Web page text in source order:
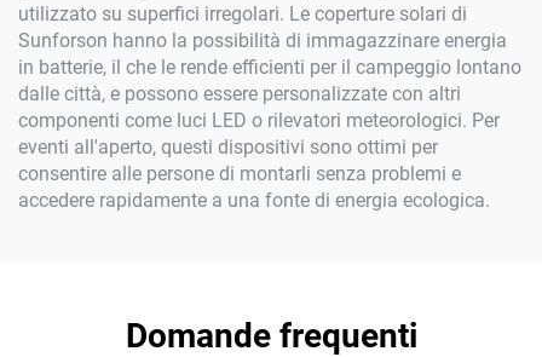
utilizzato su superfici irregolari. Le coperture solari di
Sunforson hanno la possibilità di immagazzinare energia
in batterie, il che le rende efficienti per il campeggio lontano
dalle città, e possono essere personalizzate con altri
componenti come luci LED o rilevatori meteorologici. Per
eventi all'aperto, questi dispositivi sono ottimi per
consentire alle persone di montarli senza problemi e
accedere rapidamente a una fonte di energia ecologica.
Domande frequenti